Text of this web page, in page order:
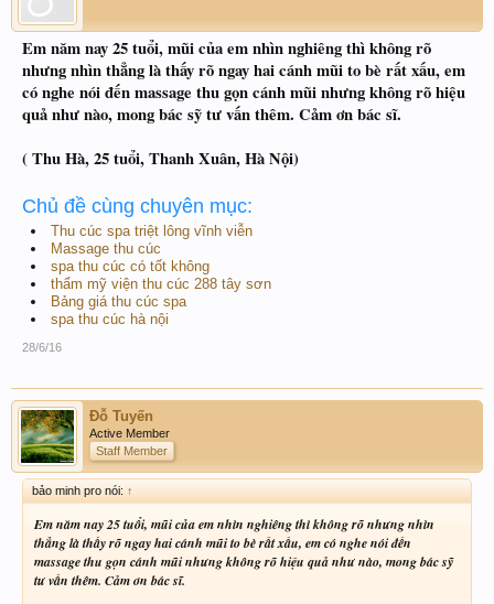
Em năm nay 25 tuổi, mũi của em nhìn nghiêng thì không rõ
nhưng nhìn thẳng là thấy rõ ngay hai cánh mũi to bè rất xấu, em
có nghe nói đến massage thu gọn cánh mũi nhưng không rõ hiệu
quả như nào, mong bác sỹ tư vấn thêm. Cảm ơn bác sĩ.
( Thu Hà, 25 tuổi, Thanh Xuân, Hà Nội)
Chủ đề cùng chuyên mục:
Thu cúc spa triệt lông vĩnh viễn
Massage thu cúc
spa thu cúc có tốt không
thẩm mỹ viện thu cúc 288 tây sơn
Bảng giá thu cúc spa
spa thu cúc hà nội
28/6/16
Đỗ Tuyến
Active Member
Staff Member
bảo minh pro nói: ↑
Em năm nay 25 tuổi, mũi của em nhìn nghiêng thì không rõ nhưng nhìn
thẳng là thấy rõ ngay hai cánh mũi to bè rất xấu, em có nghe nói đến
massage thu gọn cánh mũi nhưng không rõ hiệu quả như nào, mong bác sỹ
tư vấn thêm. Cảm ơn bác sĩ.